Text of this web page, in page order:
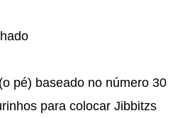
pé) baseado no número 30
para colocar Jibbitzs